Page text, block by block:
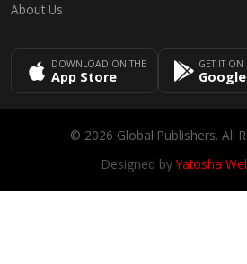
About Us
DOWNLOAD ON THE
App Store
GET IT ON
© 2026 Global Publishers. All
Designed byYatosha